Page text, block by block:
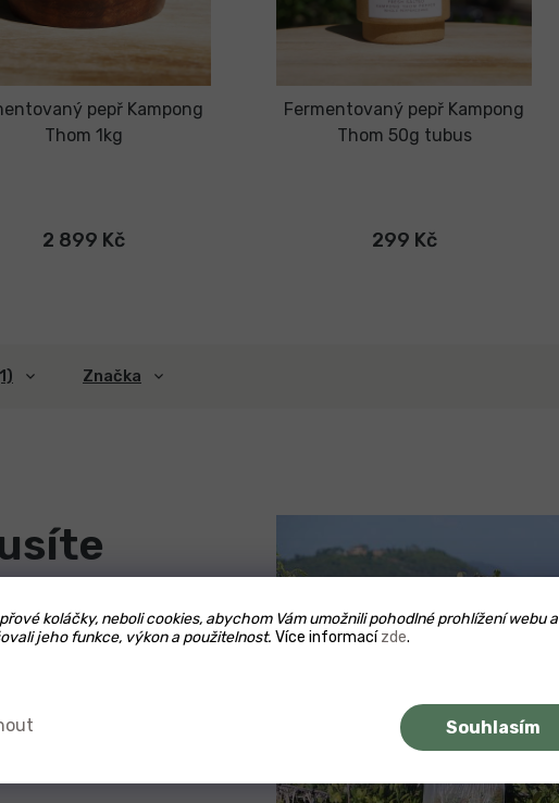
koláčky, neboli cookies, abychom Vám umožnili pohodlné prohlížení webu a
jeho funkce, výkon a použitelnost. Více informacízde.
Souhlasím
pepř Kampong
Thom 1kg
2 899 Kč
Fermentovaný pepř Kampong
Thom 50g tubus
299 Kč
Značka
zelený pepř zachovává
v octu ke konzervaci
jeho
Kašpárek, Honza